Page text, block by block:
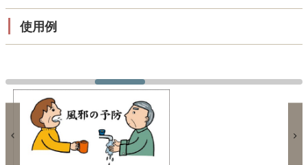
使用例